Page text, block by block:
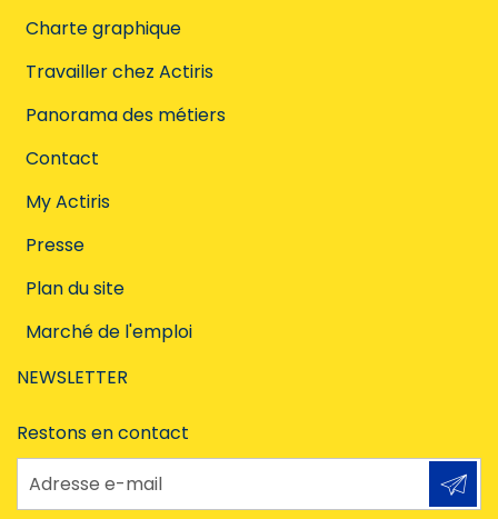
Charte graphique
Travailler chez Actiris
Panorama des métiers
Contact
My Actiris
Presse
Plan du site
Marché de l'emploi
NEWSLETTER
Restons en contact
Adresse e-mail